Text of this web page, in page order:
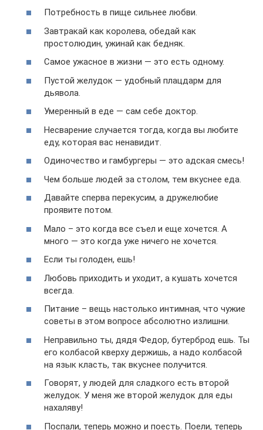
Потребность в пище сильнее любви.
Завтракай как королева, обедай как
простолюдин, ужинай как бедняк.
Самое ужасное в жизни — это есть одному.
Пустой желудок — удобный плацдарм для
дьявола.
Умеренный в еде — сам себе доктор.
Несварение случается тогда, когда вы любите
еду, которая вас ненавидит.
Одиночество и гамбургеры — это адская смесь!
Чем больше людей за столом, тем вкуснее еда.
Давайте сперва перекусим, а дружелюбие
проявите потом.
Мало – это когда все съел и еще хочется. А
много — это когда уже ничего не хочется.
Если ты голоден, ешь!
Любовь приходить и уходит, а кушать хочется
всегда.
Питание – вещь настолько интимная, что чужие
советы в этом вопросе абсолютно излишни.
Неправильно ты, дядя Федор, бутерброд ешь. Ты
его колбасой кверху держишь, а надо колбасой
на язык класть, так вкуснее получится.
Говорят, у людей для сладкого есть второй
желудок. У меня же второй желудок для еды
нахаляву!
Поспали, теперь можно и поесть. Поели, теперь